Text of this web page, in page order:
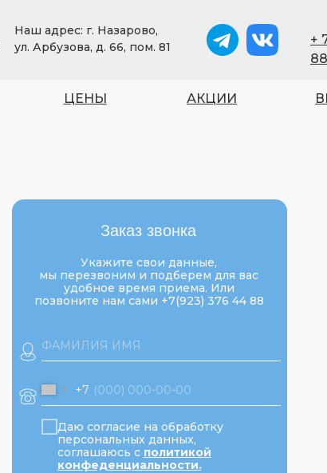
Наш адрес: г. Назарово,
ул. Арбузова, д. 66, пом. 81
+
88
АКЦИИ
ЦЕНЫ
+7
Даю согласие на обработку
персональных данных,
соглашаюсь с политикой
конфеденциальности.
Заказ звонка
Укажите свои данные,
мы перезвоним и подберем для вас
удобное время приема. Или
позвоните нам сами +7(923) 376 44 88